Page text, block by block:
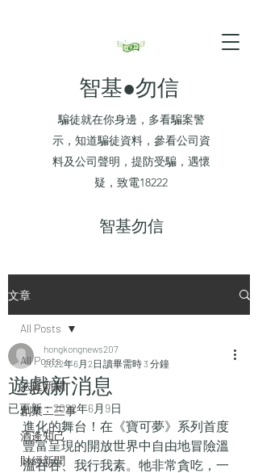
智基●勿信
騙徒就在你身邊，多看騙案警
示，知道騙徒資料，參看公司資
料及公司聲明，提防受騙，遇懷
疑，致電18222
​智基勿信
文章
All Posts
法庭新聞
創業二三事
酒逄知己
財經新聞
All Posts
遊戲新消息
hongkongnews207
2022年6月2日 讀畢需時 3 分鐘
已更新：2022年6月9日
進化的舞台！在《寶可夢》系列首度
豐富呈現的開放世界中自由地冒險溫
溫吞吞、我行我素。牠非常貪吃，一